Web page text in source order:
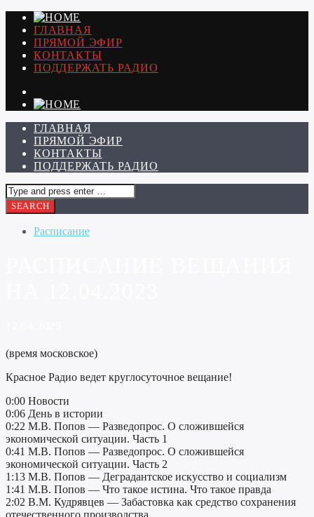
ГЛАВНАЯ
ПРЯМОЙ ЭФИР
КОНТАКТЫ
ПОДДЕРЖАТЬ РАДИО
ГЛАВНАЯ
ПРЯМОЙ ЭФИР
КОНТАКТЫ
ПОДДЕРЖАТЬ РАДИО
Расписание
(время московское)
Красное Радио ведет круглосуточное вещание!
0:00 Новости
0:06 День в истории
0:22 М.В. Попов — Разведопрос. О сложившейся
экономической ситуации. Часть 1
0:41 М.В. Попов — Разведопрос. О сложившейся
экономической ситуации. Часть 2
1:13 М.В. Попов — Деградантское искусство и социализм
1:41 М.В. Попов — Что такое истина. Что такое правда
2:02 В.М. Кудрявцев — Забастовка как средство сохранения